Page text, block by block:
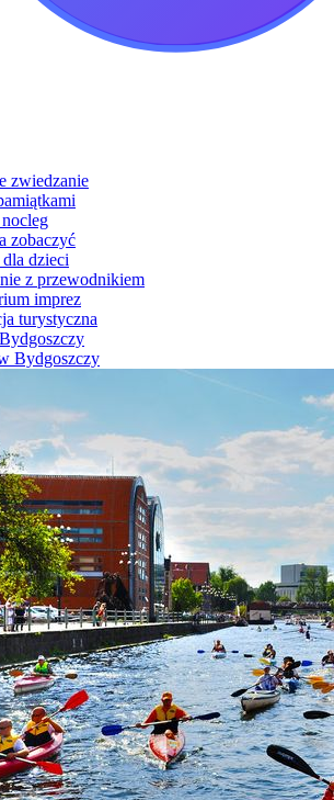
zwiedzanie
zobaczyć
dzieci
z przewodnikiem
imprez
turystyczna
Bydgoszczy